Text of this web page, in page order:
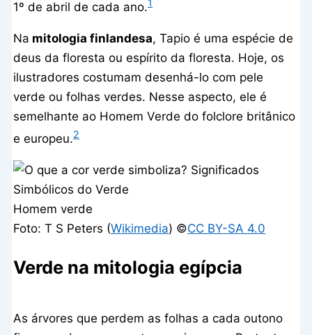
1º de abril de cada ano.1
Na mitologia finlandesa, Tapio é uma espécie de
deus da floresta ou espírito da floresta. Hoje, os
ilustradores costumam desenhá-lo com pele
verde ou folhas verdes. Nesse aspecto, ele é
semelhante ao Homem Verde do folclore britânico
e europeu.2
Homem verde
Foto: T S Peters (Wikimedia) ©️CC BY-SA 4.0
Verde na mitologia egípcia
As árvores que perdem as folhas a cada outono